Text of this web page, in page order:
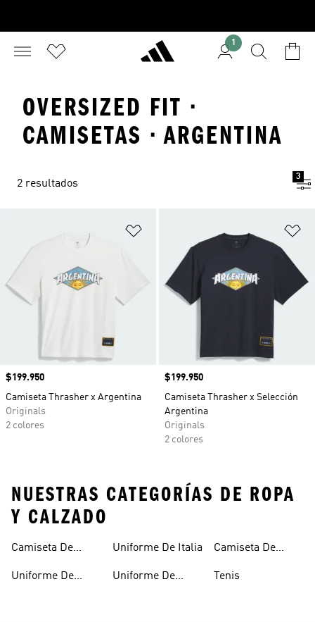
1
OVERSIZED FIT ·
CAMISETAS · ARGENTINA
2 resultados
3
Precio
$199.950
Camiseta Thrasher x Argentina
Originals
2 colores
Precio
$199.950
Camiseta Thrasher x Selección
Argentina
Originals
2 colores
NUESTRAS CATEGORÍAS DE ROPA
Y CALZADO
Camiseta De
Uniforme De
Uniforme De Italia
Uniforme De
Camiseta De
Tenis